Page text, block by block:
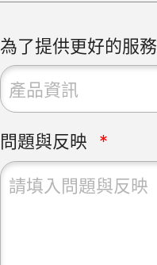
為了提供更好的服
產品資訊
問題與反映